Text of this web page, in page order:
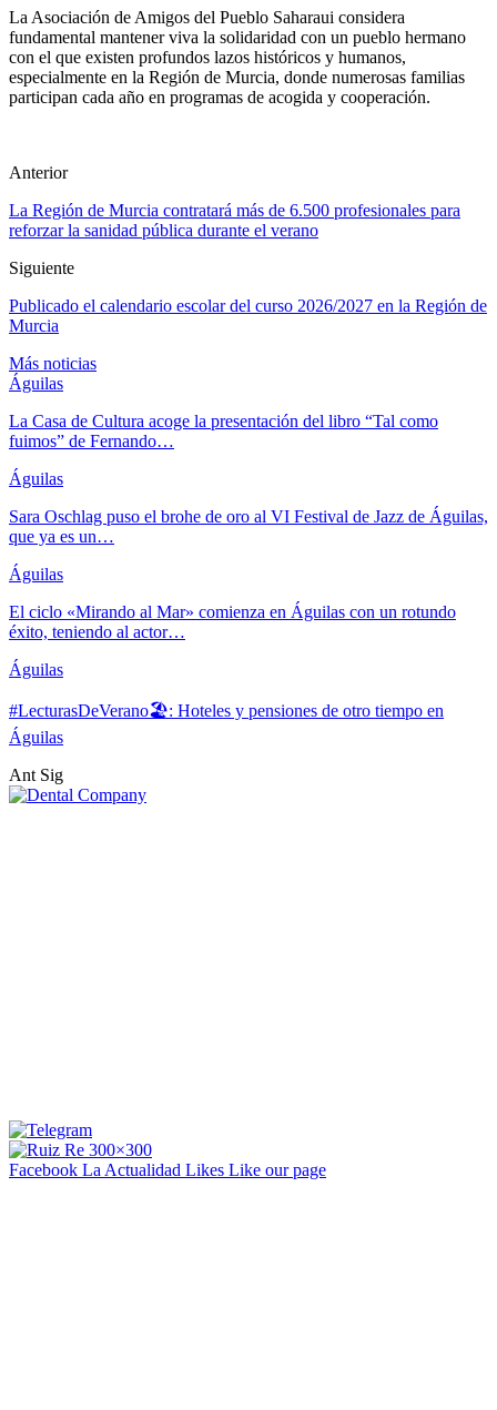
La Asociación de Amigos del Pueblo Saharaui considera
fundamental mantener viva la solidaridad con un pueblo hermano
con el que existen profundos lazos históricos y humanos,
especialmente en la Región de Murcia, donde numerosas familias
participan cada año en programas de acogida y cooperación.
Anterior
La Región de Murcia contratará más de 6.500 profesionales para
reforzar la sanidad pública durante el verano
Siguiente
Publicado el calendario escolar del curso 2026/2027 en la Región de
Murcia
Más noticias
Águilas
La Casa de Cultura acoge la presentación del libro “Tal como
fuimos” de Fernando…
Águilas
Sara Oschlag puso el brohe de oro al VI Festival de Jazz de Águilas,
que ya es un…
Águilas
El ciclo «Mirando al Mar» comienza en Águilas con un rotundo
éxito, teniendo al actor…
Águilas
#LecturasDeVerano🏖: Hoteles y pensiones de otro tiempo en
Águilas
Ant Sig
Facebook La Actualidad Likes Like our page